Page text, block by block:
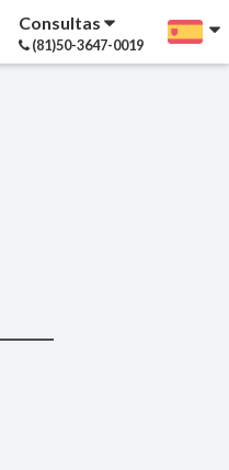
Consultas
(81)50-3647-0019